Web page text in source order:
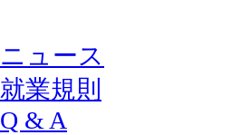
ニュース
就業規則
Q & A